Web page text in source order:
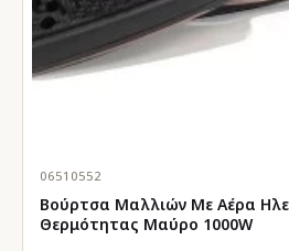
06510552
Βούρτσα Μαλλιών Με Αέρα
Θερμότητας Μαύρο 1000W